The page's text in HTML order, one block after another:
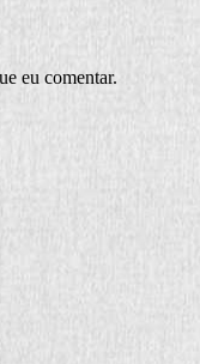
eu comentar.